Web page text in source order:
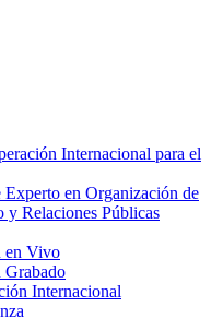
Internacional para el
Experto en Organización de
y Relaciones Públicas
en Vivo
Grabado
Internacional